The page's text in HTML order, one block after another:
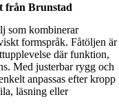
från Brunstad
som kombinerar
formspråk. Fåtöljen är
där funktion,
Med justerbar rygg och
anpassas efter kropp
läsning eller